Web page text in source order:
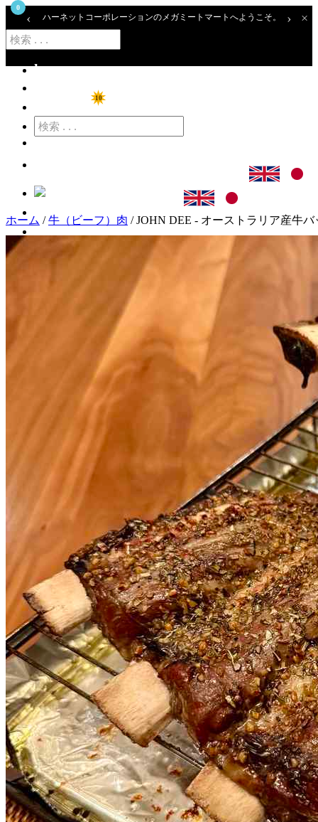
‹ ハーネットコーポレーションのメガミートマートへようこそ。 › ×
home
10
0
ログイン
アカウント登録
ホーム /牛（ビーフ）肉 / JOHN DEE - オーストラリア産牛バ